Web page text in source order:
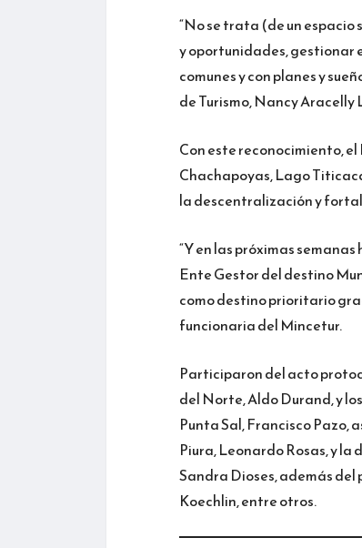
“No se trata (de un
y oportunidades, gestionar
comunes y con planes y
de Turismo, Nancy
Con este reconocimiento,
Chachapoyas, Lago
la descentralización y
“Y en las próximas
Ente Gestor del destino
como destino prioritario
funcionaria del Mincetur.
Participaron del acto
del Norte, Aldo Durand, y
Punta Sal, Francisco Pazo,
Piura, Leonardo Rosas, y
Sandra Dioses, además
Koechlin, entre otros.